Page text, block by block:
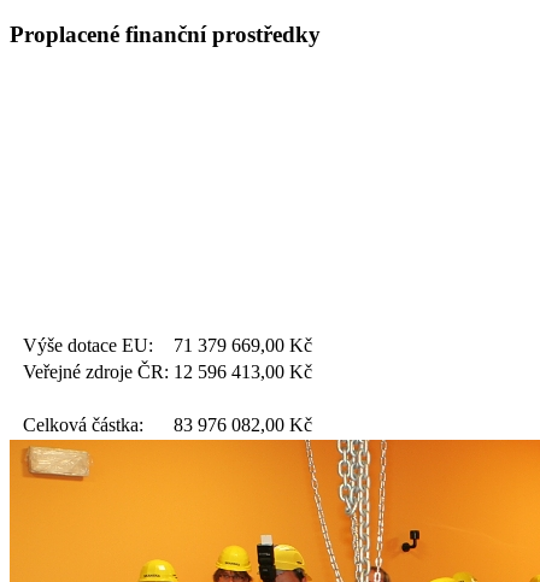
Proplacené finanční prostředky
Výše dotace EU: 71 379 669,00 Kč
Veřejné zdroje ČR: 12 596 413,00 Kč
Celková částka: 83 976 082,00 Kč